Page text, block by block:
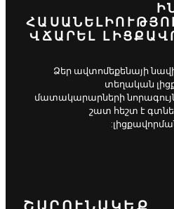
ՃԱՐԵԼ
Ձեր ավտոմեքենայի
տեղական
մատակարարների
շատ հեշտ է